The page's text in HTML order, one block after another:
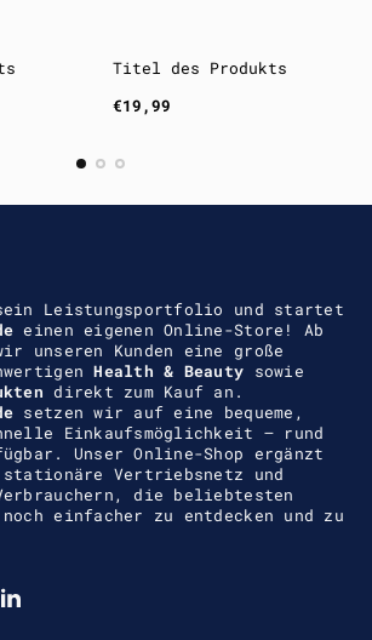
Titel des Produkts
Regulärer
€19,99
Leistungsportfolio und startet
einen eigenen Online-Store! Ab
unseren Kunden eine große
Health & Beauty sowie
direkt zum Kauf an.
setzen wir auf eine bequeme,
Einkaufsmöglichkeit – rund
Unser Online-Shop ergänzt
stationäre Vertriebsnetz und
die beliebtesten
noch einfacher zu entdecken und zu